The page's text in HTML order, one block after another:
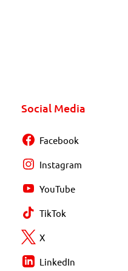
Social Media
Facebook
Instagram
YouTube
TikTok
X
LinkedIn